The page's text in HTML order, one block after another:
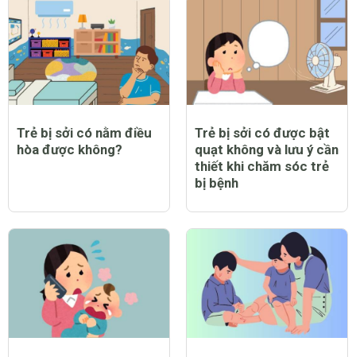
Trẻ bị sởi có nằm điều
hòa được không?
Trẻ bị sởi có được bật
quạt không và lưu ý cần
thiết khi chăm sóc trẻ
bị bệnh